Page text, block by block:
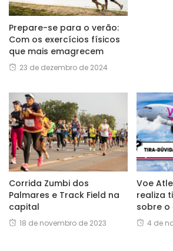
Prepare-se para o verão:
Com os exercícios físicos
que mais emagrecem
23 de dezembro de 2024
Corrida Zumbi dos
Palmares e Track Field na
capital
18 de novembro de 2023
Voe
realiza
sobre o
4 de